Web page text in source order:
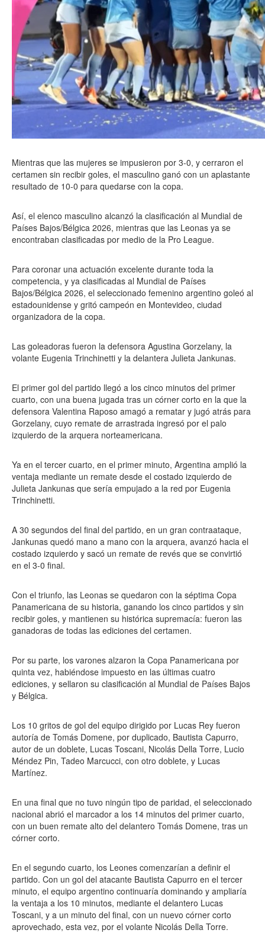
Mientras que las mujeres se impusieron por 3-0, y cerraron el
certamen sin recibir goles, el masculino ganó con un aplastante
resultado de 10-0 para quedarse con la copa.
Así, el elenco masculino alcanzó la clasificación al Mundial de
Países Bajos/Bélgica 2026, mientras que las Leonas ya se
encontraban clasificadas por medio de la Pro League.
Para coronar una actuación excelente durante toda la
competencia, y ya clasificadas al Mundial de Países
Bajos/Bélgica 2026, el seleccionado femenino argentino goleó al
estadounidense y gritó campeón en Montevideo, ciudad
organizadora de la copa.
Las goleadoras fueron la defensora Agustina Gorzelany, la
volante Eugenia Trinchinetti y la delantera Julieta Jankunas.
El primer gol del partido llegó a los cinco minutos del primer
cuarto, con una buena jugada tras un córner corto en la que la
defensora Valentina Raposo amagó a rematar y jugó atrás para
Gorzelany, cuyo remate de arrastrada ingresó por el palo
izquierdo de la arquera norteamericana.
Ya en el tercer cuarto, en el primer minuto, Argentina amplió la
ventaja mediante un remate desde el costado izquierdo de
Julieta Jankunas que sería empujado a la red por Eugenia
Trinchinetti.
A 30 segundos del final del partido, en un gran contraataque,
Jankunas quedó mano a mano con la arquera, avanzó hacia el
costado izquierdo y sacó un remate de revés que se convirtió
en el 3-0 final.
Con el triunfo, las Leonas se quedaron con la séptima Copa
Panamericana de su historia, ganando los cinco partidos y sin
recibir goles, y mantienen su histórica supremacía: fueron las
ganadoras de todas las ediciones del certamen.
Por su parte, los varones alzaron la Copa Panamericana por
quinta vez, habiéndose impuesto en las últimas cuatro
ediciones, y sellaron su clasificación al Mundial de Países Bajos
y Bélgica.
Los 10 gritos de gol del equipo dirigido por Lucas Rey fueron
autoría de Tomás Domene, por duplicado, Bautista Capurro,
autor de un doblete, Lucas Toscani, Nicolás Della Torre, Lucio
Méndez Pin, Tadeo Marcucci, con otro doblete, y Lucas
Martínez.
En una final que no tuvo ningún tipo de paridad, el seleccionado
nacional abrió el marcador a los 14 minutos del primer cuarto,
con un buen remate alto del delantero Tomás Domene, tras un
córner corto.
En el segundo cuarto, los Leones comenzarían a definir el
partido. Con un gol del atacante Bautista Capurro en el tercer
minuto, el equipo argentino continuaría dominando y ampliaría
la ventaja a los 10 minutos, mediante el delantero Lucas
Toscani, y a un minuto del final, con un nuevo córner corto
aprovechado, esta vez, por el volante Nicolás Della Torre.